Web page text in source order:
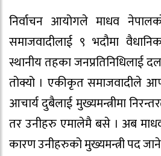
निर्वाचन आयोगले माधव
समाजवादीलाई ९ भदौमा
स्थानीय तहका जनप्रतिनिधिलाई
तोक्यो । एकीकृत समाजवादीले
आचार्य दुबैलाई मुख्यमन्त्रीमा
तर उनीहरु एमालेमै बसे । अब
कारण उनीहरुको मुख्यमन्त्री पद